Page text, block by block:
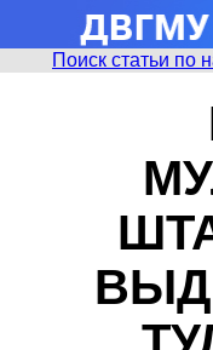
Поиск статьи по